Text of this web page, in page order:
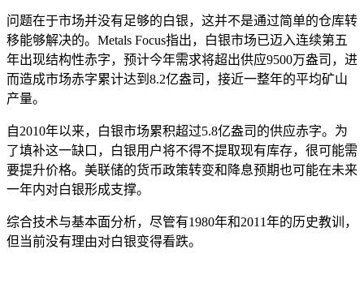
问题在于市场并没有足够的白银，这并不是通过简单的仓库转
移能够解决的。Metals Focus指出，白银市场已迈入连续第五
年出现结构性赤字，预计今年需求将超出供应9500万盎司，进
而造成市场赤字累计达到8.2亿盎司，接近一整年的平均矿山
产量。
自2010年以来，白银市场累积超过5.8亿盎司的供应赤字。为
了填补这一缺口，白银用户将不得不提取现有库存，很可能需
要提升价格。美联储的货币政策转变和降息预期也可能在未来
一年内对白银形成支撑。
综合技术与基本面分析，尽管有1980年和2011年的历史教训，
但当前没有理由对白银变得看跌。